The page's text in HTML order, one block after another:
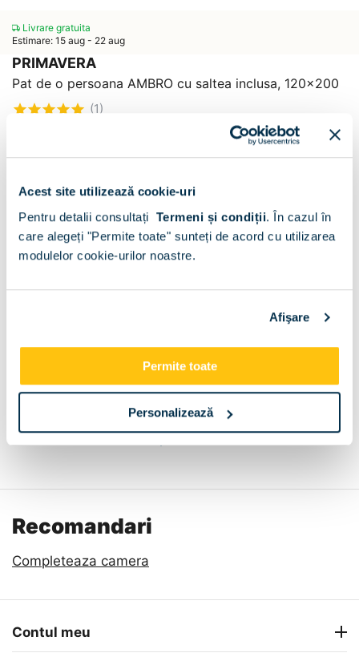
Acest site utilizează cookie-uri
Pentru detalii consultați Termeni și condiții. În cazul în
care alegeți "Permite toate" sunteți de acord cu utilizarea
modulelor cookie-urilor noastre.
Afişare
Permite toate
Personalizează
Livrare gratuita
Estimare: 15 aug - 22 aug
PRIMAVERA
Pat de o persoana AMBRO cu saltea inclusa, 120x200
(1)
Sertar pat:
Fara
Descriere Metode de plata Livrare Recenzii
Recomandari
Completeaza camera
Contul meu